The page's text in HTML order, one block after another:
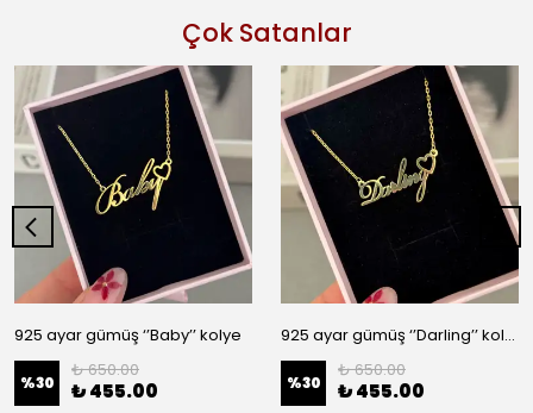
Çok Satanlar
925 ayar gümüş ‘’Baby’’ kolye
%30
₺ 650.00
₺ 455.00
925 ayar gümüş ‘’Darling’’ kolye
%30
₺ 650.00
₺ 455.00